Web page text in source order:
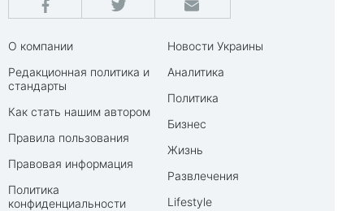
О компании
Редакционная политика и
стандарты
Как стать нашим автором
Правила пользования
Правовая информация
Политика
конфиденциальности
Новости Украины
Аналитика
Политика
Бизнес
Жизнь
Развлечения
Lifestyle